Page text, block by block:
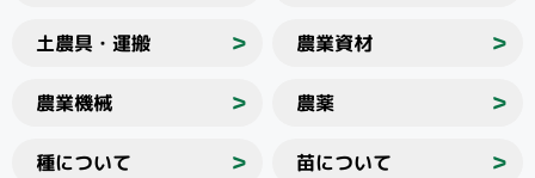
土農具・運搬 ＞ 農業資材 ＞
農業機械 ＞ 農薬 ＞
種について ＞ 苗について ＞